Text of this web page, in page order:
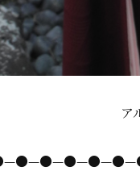
ア